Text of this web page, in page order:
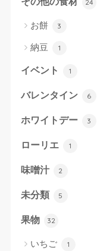
24
お餅 3
納豆 1
イベント 1
バレンタイン 6
ホワイトデー 3
ローリエ 1
味噌汁 2
未分類 5
果物 32
いちご 1